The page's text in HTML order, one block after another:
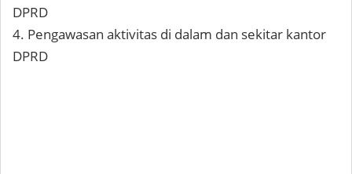
DPRD
4. Pengawasan aktivitas di dalam dan sekitar kantor
DPRD